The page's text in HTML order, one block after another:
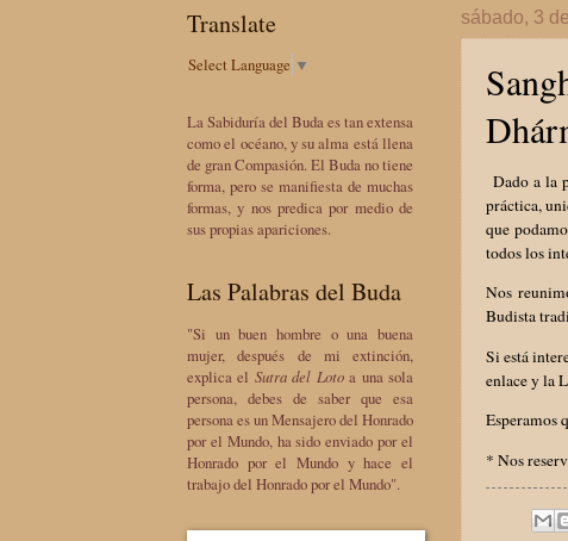
sábado, 3
Dado a la
práctica,
que
todos los
Nos
Budista
Si está
enlace y la
Esperamos
* Nos
Translate
Select Language ▼
La Sabiduría del Buda es tan extensa
como el océano, y su alma está llena
de gran Compasión. El Buda no tiene
forma, pero se manifiesta de muchas
formas, y nos predica por medio de
sus propias apariciones.
Las Palabras del Buda
"Si un buen hombre o una buena
mujer, después de mi extinción,
explica el Sutra del Lotoa una sola
persona, debes de saber que esa
persona es un Mensajero del Honrado
por el Mundo, ha sido enviado por el
Honrado por el Mundo y hace el
trabajo del Honrado por el Mundo".